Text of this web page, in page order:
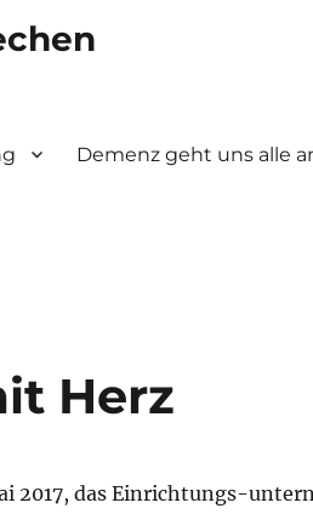
Demenz geht uns alle
Herz
2017, das Einrichtungs-